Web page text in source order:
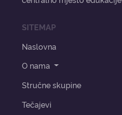
SITEMAP
Naslovna
O nama
Stručne skupine
Tečajevi